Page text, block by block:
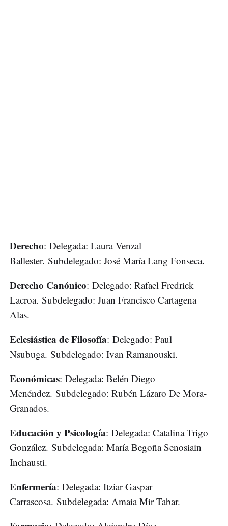
Derecho: Delegada: Laura Venzal
Ballester. Subdelegado: José María Lang Fonseca.
Derecho Canónico: Delegado: Rafael Fredrick
Lacroa. Subdelegado: Juan Francisco Cartagena
Alas.
Eclesiástica de Filosofía: Delegado: Paul
Nsubuga. Subdelegado: Ivan Ramanouski.
Económicas: Delegada: Belén Diego
Menéndez. Subdelegado: Rubén Lázaro De Mora-
Granados.
Educación y Psicología: Delegada: Catalina Trigo
González. Subdelegada: María Begoña Senosiain
Inchausti.
Enfermería: Delegada: Itziar Gaspar
Carrascosa. Subdelegada: Amaia Mir Tabar.